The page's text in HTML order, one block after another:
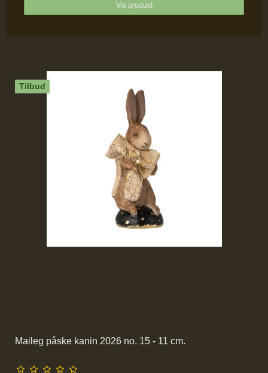
Vis produkt
Tilbud
Maileg påske kanin 2026 no. 15 - 11 cm.